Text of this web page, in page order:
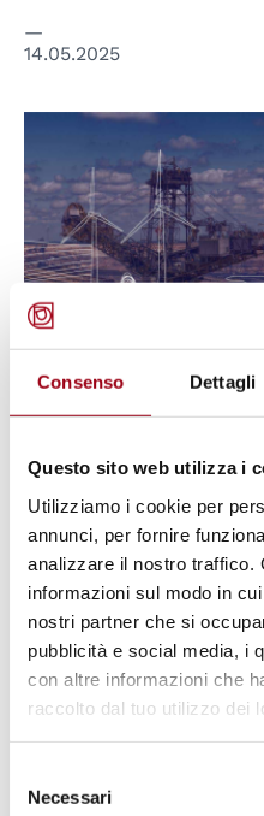
Consenso Dettagli
Questo sito web utilizza i
Utilizziamo i cookie per
annunci, per fornire
analizzare il nostro traffico.
informazioni sul modo in
nostri partner che si
pubblicità e social media, i
con altre informazioni che
raccolto dal tuo utilizzo dei
delNecessari
14.05.2025
© ILO ITC / pixbay
WORK
Analyzing the
Sustainable,
Transition
08.10.2024